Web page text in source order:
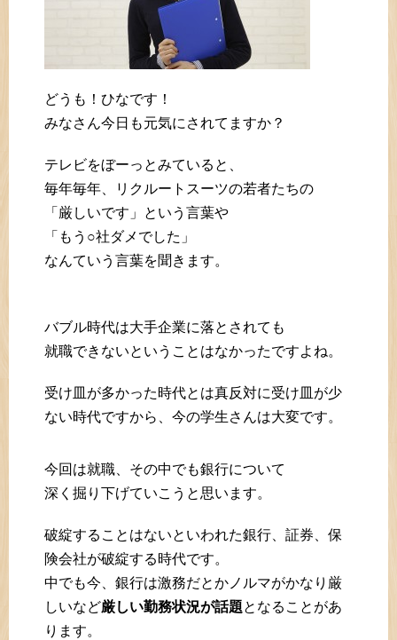
どうも！ひなです！
みなさん今日も元気にされてますか？
テレビをぼーっとみていると、
毎年毎年、リクルートスーツの若者たちの
「厳しいです」という言葉や
「もう○社ダメでした」
なんていう言葉を聞きます。
バブル時代は大手企業に落とされても
就職できないということはなかったですよね。
受け皿が多かった時代とは真反対に受け皿が少
ない時代ですから、今の学生さんは大変です。
今回は就職、その中でも銀行について
深く掘り下げていこうと思います。
破綻することはないといわれた銀行、証券、保
険会社が破綻する時代です。
中でも今、銀行は激務だとかノルマがかなり厳
しいなど厳しい勤務状況が話題となることがあ
ります。